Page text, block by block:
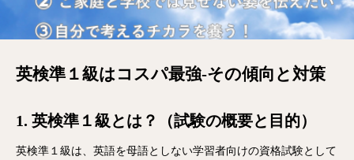
英検準１級はコスパ最強-その傾向と対策
1. 英検準１級とは？（試験の概要と目的）
英検準１級は、英語を母語としない学習者向けの資格試験として